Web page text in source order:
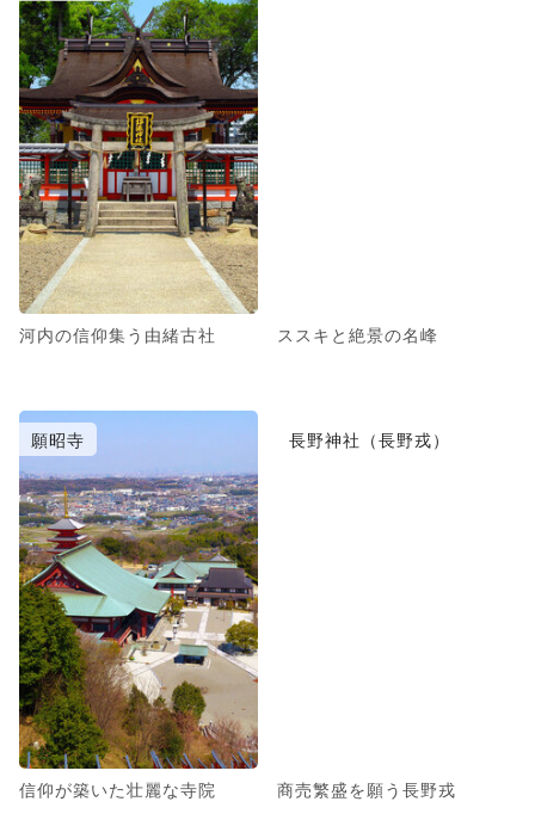
河内の信仰集う由緒古社 ススキと絶景の名峰
願昭寺
信仰が築いた壮麗な寺院
長野神社（長野戎）
商売繁盛を願う長野戎